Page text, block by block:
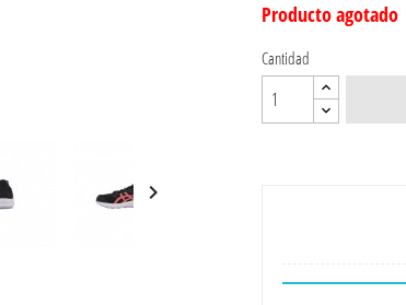

Producto agotado
Cantidad